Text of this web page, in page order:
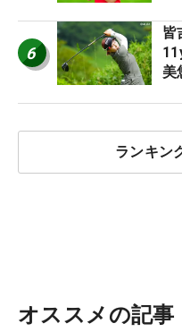
6
皆
美
ランキン
オススメの記事